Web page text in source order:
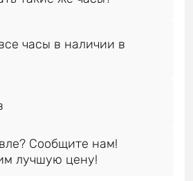
часы в наличии в
Сообщите нам!
лучшую цену!